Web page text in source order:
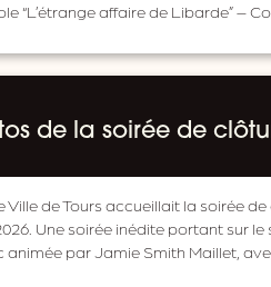
“L’étrange affaire de Libarde” –
de la soirée de
Ville de Tours accueillait la soirée
Une soirée inédite portant sur le
animée par Jamie Smith Maillet,